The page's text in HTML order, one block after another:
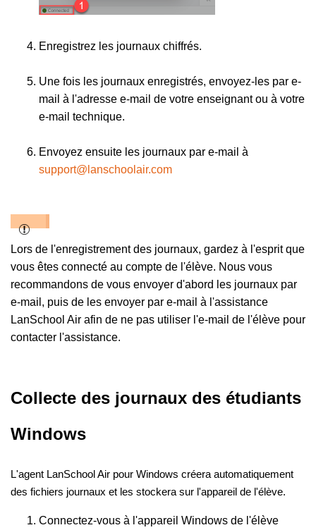
Enregistrez les journaux chiffrés.
Une fois les journaux enregistrés, envoyez-les par e-
mail à l'adresse e-mail de votre enseignant ou à votre
e-mail technique.
Envoyez ensuite les journaux par e-mail à
support@lanschoolair.com
Lors de l'enregistrement des journaux, gardez à l'esprit que
vous êtes connecté au compte de l'élève. Nous vous
recommandons de vous envoyer d'abord les journaux par
e-mail, puis de les envoyer par e-mail à l'assistance
LanSchool Air afin de ne pas utiliser l'e-mail de l'élève pour
contacter l'assistance.
Collecte des journaux des étudiants
Windows
L'agent LanSchool Air pour Windows créera automatiquement
des fichiers journaux et les stockera sur l'appareil de l'élève.
Connectez-vous à l'appareil Windows de l'élève